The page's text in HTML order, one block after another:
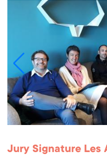
Jury Signature Les